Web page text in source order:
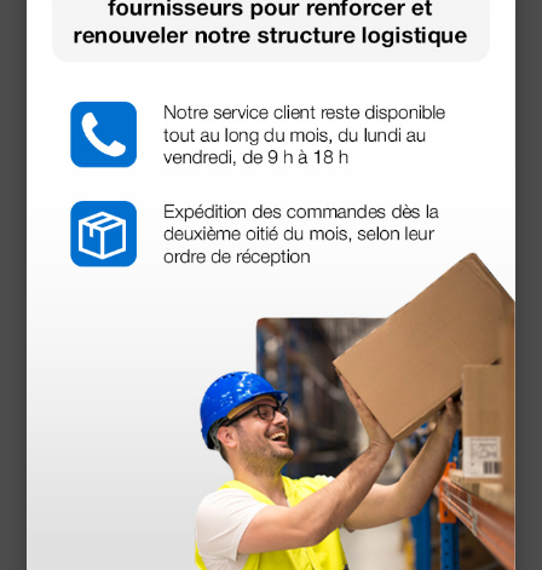
Réf. Riester : 1960-RRXPE
Ressources à
télécharger
Déclaration de conformité
Plusieurs options